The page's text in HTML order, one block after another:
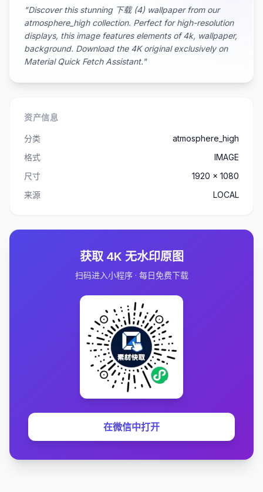
"Discover this stunning 下载 (4) wallpaper from our
atmosphere_high collection. Perfect for high-resolution
displays, this image features elements of 4k, wallpaper,
background. Download the 4K original exclusively on
Material Quick Fetch Assistant."
资产信息
分类
atmosphere_high
格式
IMAGE
尺寸
1920 x 1080
来源
LOCAL
获取 4K 无水印原图
扫码进入小程序 · 每日免费下载
在微信中打开